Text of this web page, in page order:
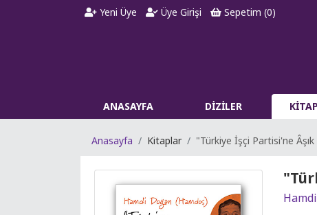
Yeni Üye Üye Girişi Sepetim (0)
ANASAYFA DİZİLER
Anasayfa Kitaplar "Türkiye İşçi Partisi'ne